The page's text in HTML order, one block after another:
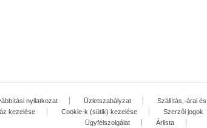
nyilatkozat Üzletszabályzat Szállítás,-árai
kezelése
Cookie-k (sütik) kezelése Szerzői jogok
Ügyfélszolgálat
Árlista